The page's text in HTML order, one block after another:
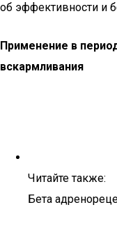
об эффективности и
Применение в
вскармливания
Читайте также:
Бета